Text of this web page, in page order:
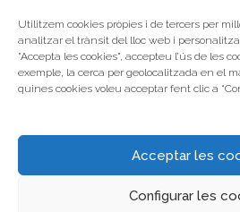
Utilitzem cookies pròpies i de tercers per
analitzar el trànsit del lloc web i
"Accepta les cookies", accepteu l’ús de les
exemple, la cerca per geolocalitzada en el
quines cookies voleu acceptar fent clic a
Acceptar les
Configurar les
Qui som?
Vols publicar les teves propostes al Portal
Catalunya?
Condicions d’ús i avís legal